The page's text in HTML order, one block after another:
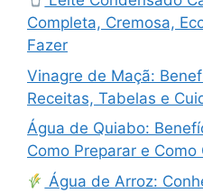
Completa, Cremosa,
Fazer
Vinagre de Maçã:
Receitas, Tabelas e
Água de Quiabo:
Como Preparar e Como
Água de Arroz: